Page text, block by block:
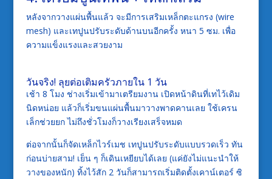
หลังจากวางแผ่นพื้นแล้ว จะมีการเสริมเหล็กตะแกรง (wire
mesh) และเทปูนปรับระดับด้านบนอีกครั้ง หนา 5 ซม. เพื่อ
ความแข็งแรงและสวยงาม
วันจริง! ลุยต่อเติมครัวภายใน 1 วัน
เช้า 8 โมง ช่างเริ่มเข้ามาเตรียมงาน เปิดหน้าดินที่เทไว้เดิม
นิดหน่อย แล้วก็เริ่มขนแผ่นพื้นมาวางพาดคานเลย ใช้เครน
เล็กช่วยยก ไม่ถึงชั่วโมงก็วางเรียงเสร็จหมด
ต่อจากนั้นก็จัดเหล็กไวร์เมช เทปูนปรับระดับแบบรวดเร็ว ทัน
ก่อนบ่ายสาม! เย็น ๆ ก็เดินเหยียบได้เลย (แค่ยังไม่แนะนำให้
วางของหนัก) ทิ้งไว้สัก 2 วันก็สามารถเริ่มติดตั้งเคาน์เตอร์ ซิ